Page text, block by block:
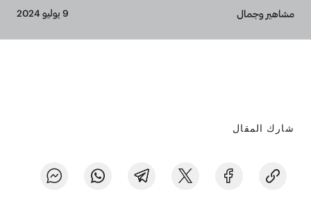
Breadcrumb
مشاهير وجمال 9 يوليو 2024
شارك المقال